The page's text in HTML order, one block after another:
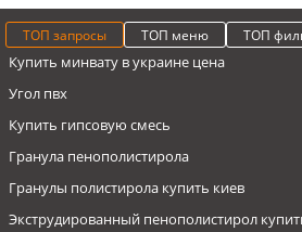
ТОП запросы ТОП меню ТОП
Купить минвату в украине цена
Угол пвх
Купить гипсовую смесь
Гранула пенополистирола
Гранулы полистирола купить киев
Экструдированный пенополистирол